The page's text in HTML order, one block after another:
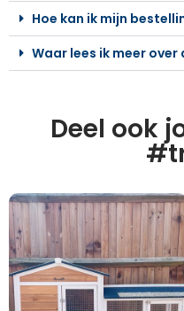
Hoe kan ik mijn
Waar lees ik meer
Deel ook